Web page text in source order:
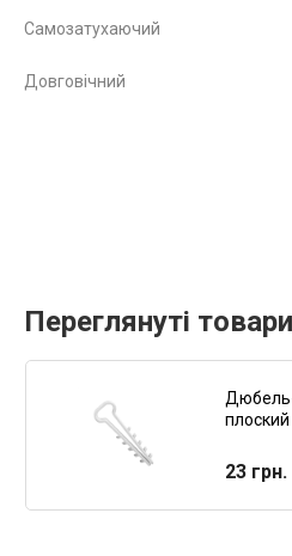
Самозатухаючий
Довговічний
Переглянуті товари
23 грн.